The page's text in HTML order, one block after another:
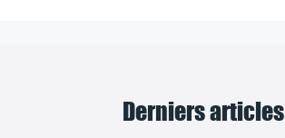
Derniers articles